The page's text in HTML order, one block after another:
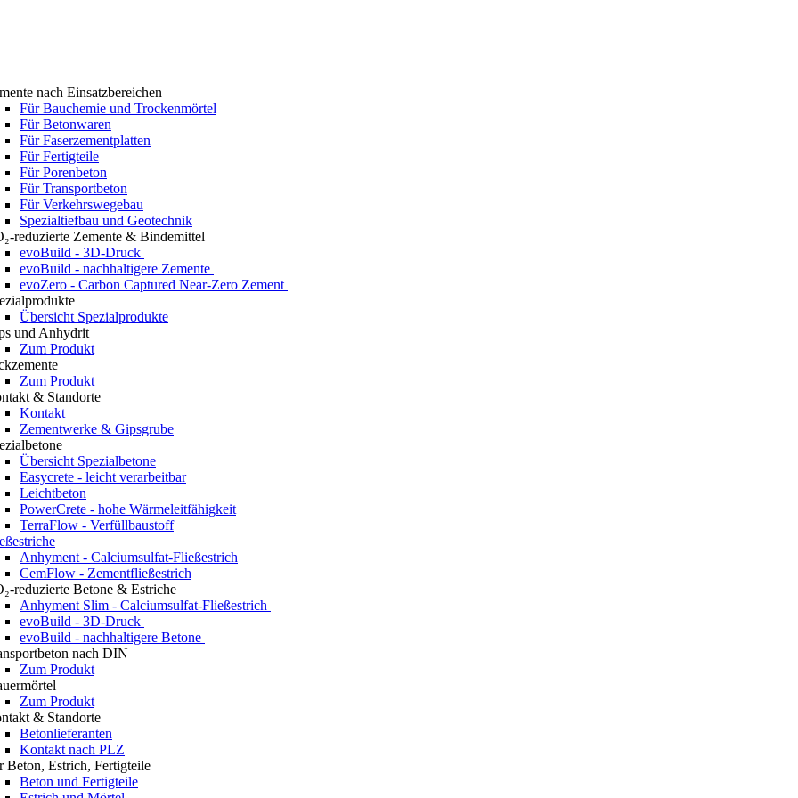
nach Einsatzbereichen
Für Bauchemie und Trockenmörtel
Für Betonwaren
Für Faserzementplatten
Für Fertigteile
Für Porenbeton
Für Transportbeton
Für Verkehrswegebau
Spezialtiefbau und Geotechnik
reduzierte Zemente & Bindemittel
evoBuild - 3D-Druck
evoBuild - nachhaltigere Zemente
evoZero - Carbon Captured Near-Zero Zement
Übersicht Spezialprodukte
und Anhydrit
Zum Produkt
Zum Produkt
& Standorte
Kontakt
Zementwerke & Gipsgrube
Übersicht Spezialbetone
Easycrete - leicht verarbeitbar
Leichtbeton
PowerCrete - hohe Wärmeleitfähigkeit
TerraFlow - Verfüllbaustoff
Anhyment - Calciumsulfat-Fließestrich
CemFlow - Zementfließestrich
reduzierte Betone & Estriche
Anhyment Slim - Calciumsulfat-Fließestrich
evoBuild - 3D-Druck
evoBuild - nachhaltigere Betone
nach DIN
Zum Produkt
Zum Produkt
& Standorte
Betonlieferanten
Kontakt nach PLZ
Beton, Estrich, Fertigteile
Beton und Fertigteile